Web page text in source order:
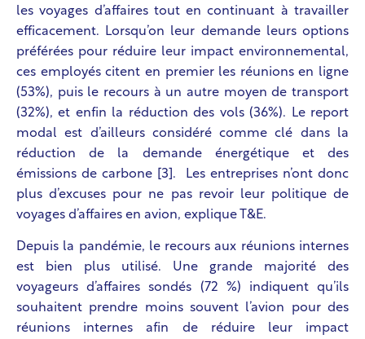
les voyages d’affaires tout en continuant à travailler
efficacement. Lorsqu’on leur demande leurs options
préférées pour réduire leur impact environnemental,
ces employés citent en premier les réunions en ligne
(53%), puis le recours à un autre moyen de transport
(32%), et enfin la réduction des vols (36%). Le report
modal est d’ailleurs considéré comme clé dans la
réduction de la demande énergétique et des
émissions de carbone [3]. Les entreprises n’ont donc
plus d’excuses pour ne pas revoir leur politique de
voyages d’affaires en avion, explique T&E.
Depuis la pandémie, le recours aux réunions internes
est bien plus utilisé. Une grande majorité des
voyageurs d’affaires sondés (72 %) indiquent qu’ils
souhaitent prendre moins souvent l’avion pour des
réunions internes afin de réduire leur impact